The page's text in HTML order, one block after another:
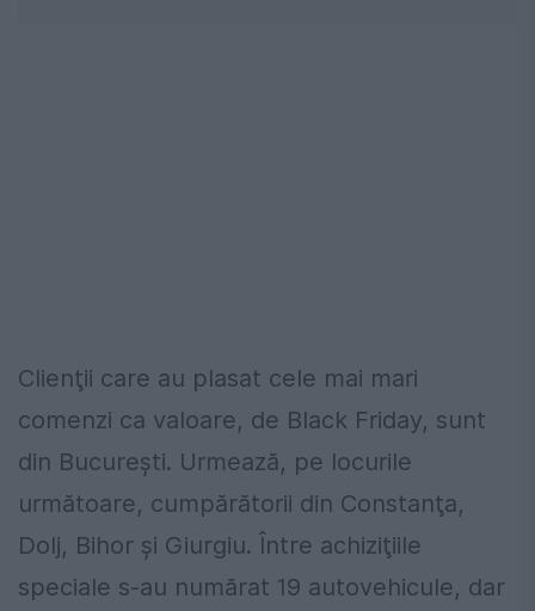
Clienţii care au plasat cele mai mari
comenzi ca valoare, de Black Friday, sunt
din Bucureşti. Urmează, pe locurile
următoare, cumpărătorii din Constanţa,
Dolj, Bihor şi Giurgiu. Între achiziţiile
speciale s-au numărat 19 autovehicule, dar